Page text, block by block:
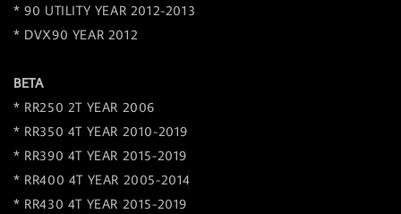
* 90 UTILITY YEAR 2012-2013
* DVX90 YEAR 2012
BETA
* RR250 2T YEAR 2006
* RR350 4T YEAR 2010-2019
* RR390 4T YEAR 2015-2019
* RR400 4T YEAR 2005-2014
* RR430 4T YEAR 2015-2019